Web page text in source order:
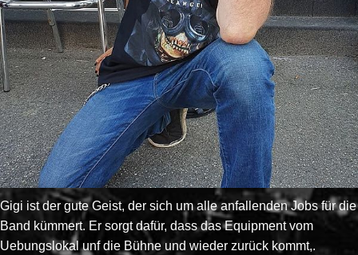
Gigi ist der gute Geist, der sich um alle anfallenden Jobs für die
Band kümmert. Er sorgt dafür, dass das Equipment vom
Uebungslokal unf die Bühne und wieder zurück kommt,.